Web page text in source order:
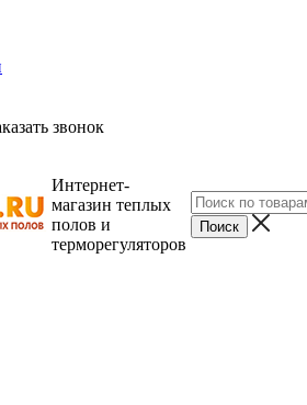
звонок
Интернет-
магазин теплых
полов и
терморегуляторов